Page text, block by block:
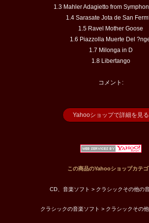
1.3 Mahler Adagietto from
1.4 Sarasate Jota de San
1.5 Ravel Mother Goose
1.6 Piazzolla Muerte Del
1.7 Milonga in D
1.8 Libertango
コメント:
Yahooショップで詳細を見る
この商品のYahooショップカテゴ
CD、音楽ソフト > クラシックその他の
クラシックの音楽ソフト > クラシックその